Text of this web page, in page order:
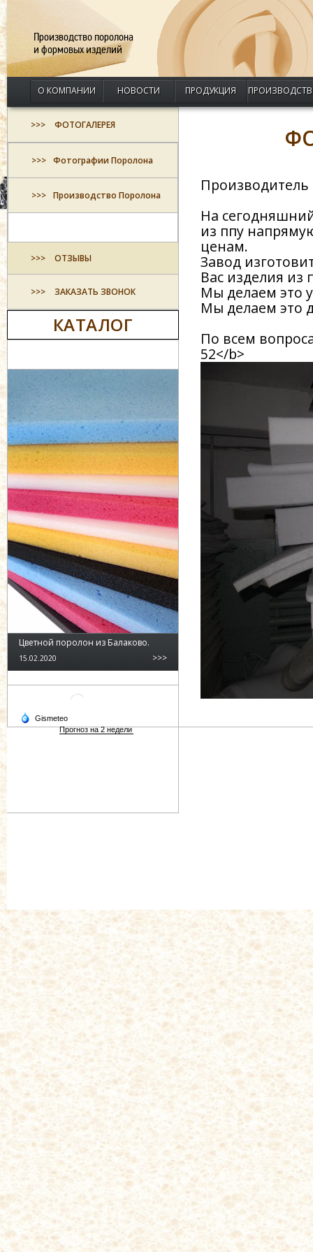
Производство поролона
и формовых изделий
О КОМПАНИИ НОВОСТИ ПРОДУКЦИЯ
На
из ппу
ценам.
Завод
Вас изделия из
Мы делаем это
Мы делаем это
По всем
52</b>
ФОТОГАЛЕРЕЯ
Фотографии Поролона
Производство Поролона
ОТЗЫВЫ
ЗАКАЗАТЬ ЗВОНОК
КАТАЛОГ
Цветной поролон из Балаково.
15.02.2020 >>>